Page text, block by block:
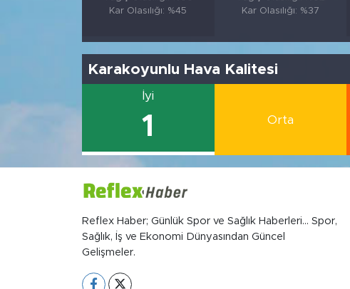
Kar Olasılığı: %45
Kar Olasılığı: %37
Karakoyunlu Hava Kalitesi
İyi
1 Orta
Reflex Haber; Günlük Spor ve Sağlık Haberleri... Spor,
Sağlık, İş ve Ekonomi Dünyasından Güncel
Gelişmeler.